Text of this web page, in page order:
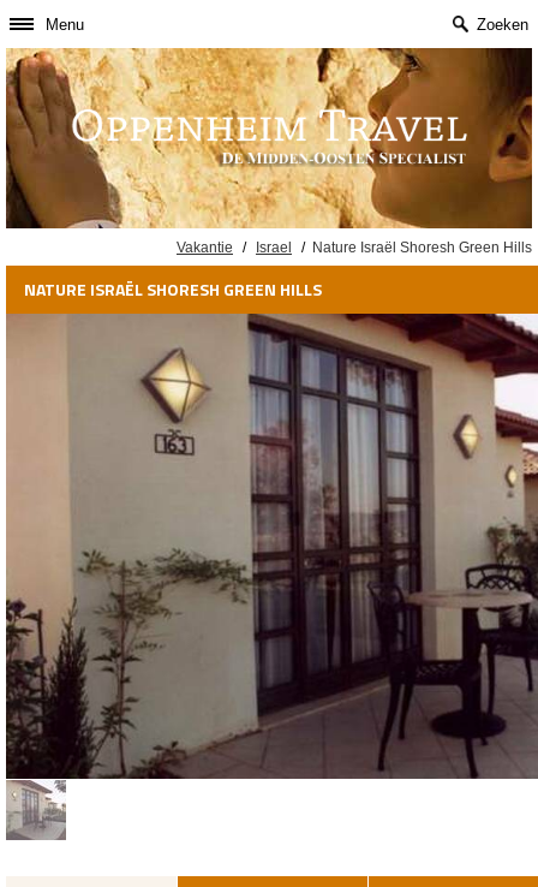
Menu Zoeken
Vakantie / Israel / Nature Israël Shoresh Green Hills
NATURE ISRAËL SHORESH GREEN HILLS